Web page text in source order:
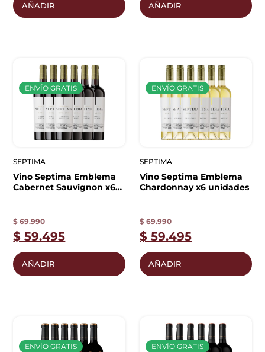
AÑADIR AÑADIR
ENVÍO GRATIS
SEPTIMA
Vino Septima Emblema
Cabernet Sauvignon x6
$69.990
$ 59.495
AÑADIR
ENVÍO GRATIS
SEPTIMA
Vino Septima Emblema
Chardonnay x6 unidades
$69.990
$ 59.495
AÑADIR
ENVÍO GRATIS ENVÍO GRATIS